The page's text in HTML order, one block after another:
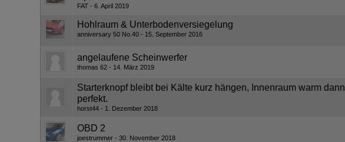
FAT 6. April 2019
Hohlraum & Unterbodenversiegelung
anniversary 50 No.40 15. September 2016
angelaufene Scheinwerfer
thomas 62 14. März 2019
Starterknopf bleibt bei Kälte kurz hängen, Innenraum warm dann
perfekt.
horst44 1. Dezember 2018
OBD 2
joestrummer 30. November 2018